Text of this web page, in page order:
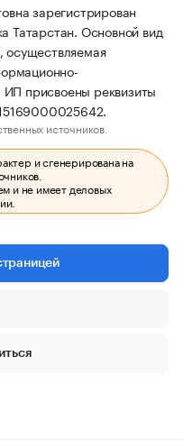
зарегистрирован
Татарстан. Основной вид
осуществляемая
присвоены реквизиты
источников.
и сгенерирована на
и не имеет деловых